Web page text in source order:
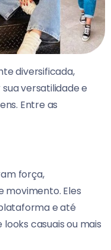
diversificada,
versatilidade e
Entre as
força,
movimento. Eles
e até
casuais ou mais